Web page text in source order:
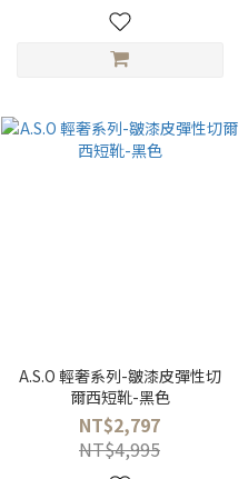
A.S.O 輕奢系列-皺漆皮彈性切
爾西短靴-黑色
NT$2,797
NT$4,995